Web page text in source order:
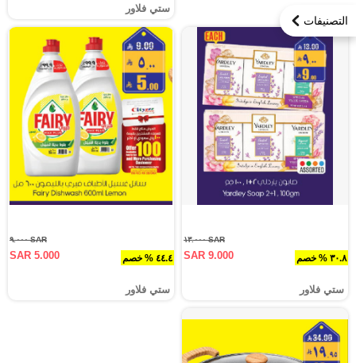
التصنيفات
ستي فلاور
٣٠.٨ % خصم
SAR ١٣.٠٠٠
SAR 9.000
ستي فلاور
٤٤.٤ % خصم
SAR ٩.٠٠٠
SAR 5.000
ستي فلاور